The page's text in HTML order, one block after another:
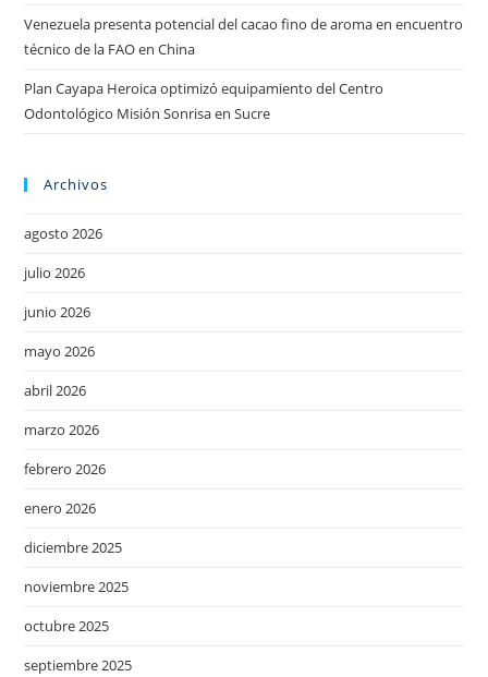
Venezuela presenta potencial del cacao fino de aroma en encuentro
técnico de la FAO en China
Plan Cayapa Heroica optimizó equipamiento del Centro
Odontológico Misión Sonrisa en Sucre
Archivos
agosto 2026
julio 2026
junio 2026
mayo 2026
abril 2026
marzo 2026
febrero 2026
enero 2026
diciembre 2025
noviembre 2025
octubre 2025
septiembre 2025